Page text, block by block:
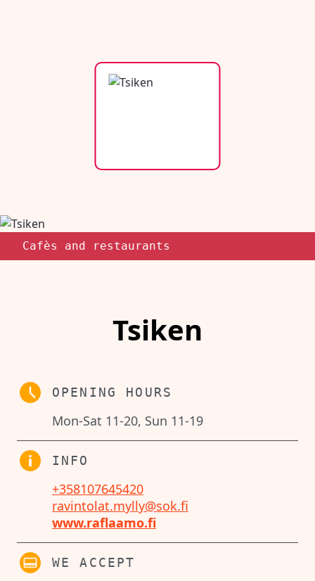
Cafès and restaurants
Tsiken
OPENING HOURS
Mon-Sat 11-20, Sun 11-19
INFO
+358107645420
ravintolat.mylly@sok.fi
www.raflaamo.fi
WE ACCEPT